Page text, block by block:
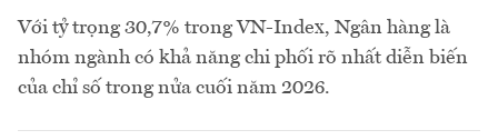
Với tỷ trọng 30,7% trong VN-Index, Ngân hàng là
nhóm ngành có khả năng chi phối rõ nhất diễn biến
của chỉ số trong nửa cuối năm 2026.